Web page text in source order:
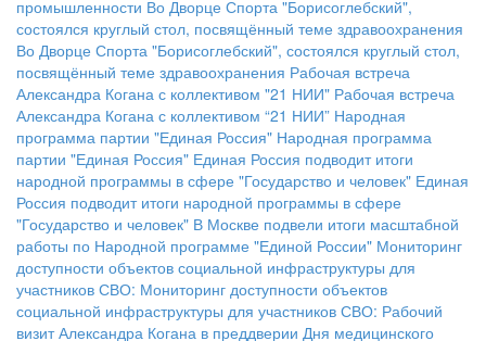
промышленности Во Дворце Спорта "Борисоглебский",
состоялся круглый стол, посвящённый теме здравоохранения
Во Дворце Спорта "Борисоглебский", состоялся круглый стол,
посвящённый теме здравоохранения Рабочая встреча
Александра Когана с коллективом "21 НИИ" Рабочая встреча
Александра Когана с коллективом “21 НИИ” Народная
программа партии "Единая Россия" Народная программа
партии "Единая Россия" Единая Россия подводит итоги
народной программы в сфере "Государство и человек" Единая
Россия подводит итоги народной программы в сфере
"Государство и человек" В Москве подвели итоги масштабной
работы по Народной программе "Единой России" Мониторинг
доступности объектов социальной инфраструктуры для
участников СВО: Мониторинг доступности объектов
социальной инфраструктуры для участников СВО: Рабочий
визит Александра Когана в преддверии Дня медицинского